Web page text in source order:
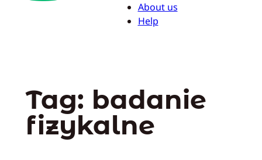
About us
Help
Tag: badanie
fizykalne